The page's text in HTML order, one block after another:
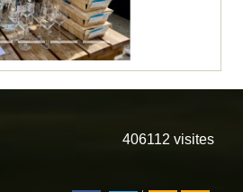
406112 visites